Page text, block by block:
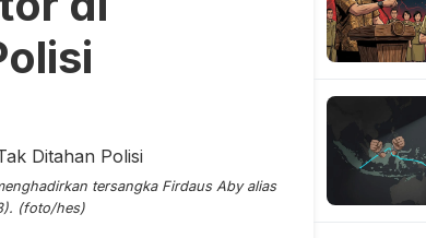
tersangka Firdaus Aby alias
(foto/hes)